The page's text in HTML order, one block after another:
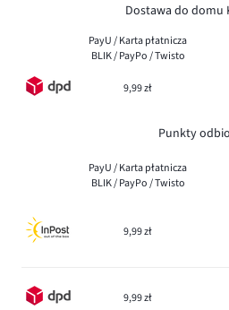
Dostawa do domu
PayU / Karta płatnicza
BLIK / PayPo / Twisto
9,99 zł
Punkty
PayU / Karta płatnicza
BLIK / PayPo / Twisto
9,99 zł
9,99 zł